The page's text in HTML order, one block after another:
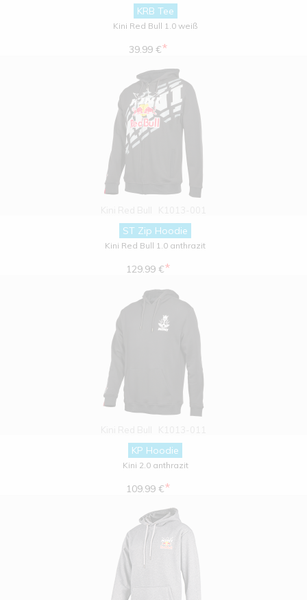
KRB Tee
Kini Red Bull 1.0 weiß
39.99 €*
ST Zip Hoodie
Kini Red Bull 1.0 anthrazit
129.99 €*
KP Hoodie
Kini 2.0 anthrazit
109.99 €*